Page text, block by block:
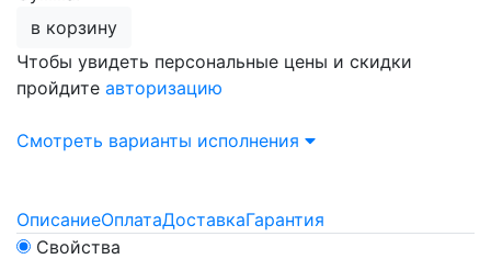
в корзину
Чтобы увидеть персональные цены и скидки
пройдите авторизацию
Смотреть варианты исполнения
ОписаниеОплатаДоставкаГарантия
Свойства